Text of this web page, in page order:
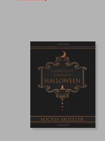
$ 51.06
$ 30.64
40%
dcto.